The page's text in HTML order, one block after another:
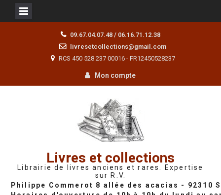
09.67.04.07.48 / 06.16.71.12.38
livresetcollections@gmail.com
RCS 450 528 237 00016 - FR12450528237
Mon compte
Livres et collections
Librairie de livres anciens et rares. Expertise
sur R.V.